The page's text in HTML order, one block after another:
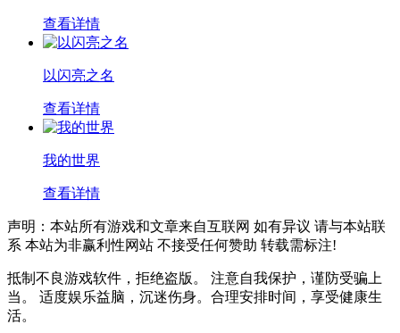
查看详情
以闪亮之名
查看详情
我的世界
查看详情
声明：本站所有游戏和文章来自互联网 如有异议 请与本站联
系 本站为非赢利性网站 不接受任何赞助 转载需标注!
抵制不良游戏软件，拒绝盗版。 注意自我保护，谨防受骗上
当。 适度娱乐益脑，沉迷伤身。合理安排时间，享受健康生
活。